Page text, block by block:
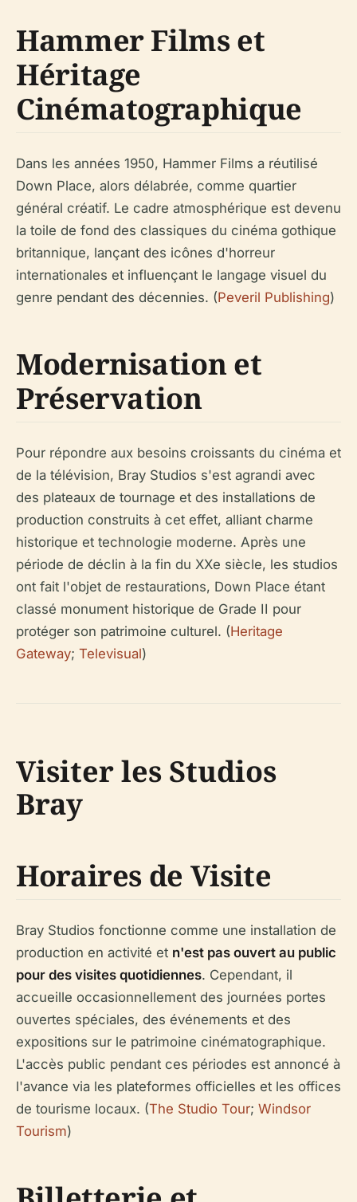
Hammer Films et
Héritage
Cinématographique
Dans les années 1950, Hammer Films a réutilisé
Down Place, alors délabrée, comme quartier
général créatif. Le cadre atmosphérique est devenu
la toile de fond des classiques du cinéma gothique
britannique, lançant des icônes d'horreur
internationales et influençant le langage visuel du
genre pendant des décennies. (Peveril Publishing)
Modernisation et
Préservation
Pour répondre aux besoins croissants du cinéma et
de la télévision, Bray Studios s'est agrandi avec
des plateaux de tournage et des installations de
production construits à cet effet, alliant charme
historique et technologie moderne. Après une
période de déclin à la fin du XXe siècle, les studios
ont fait l'objet de restaurations, Down Place étant
classé monument historique de Grade II pour
protéger son patrimoine culturel. (Heritage
Gateway; Televisual)
Visiter les Studios
Bray
Horaires de Visite
Bray Studios fonctionne comme une installation de
production en activité et n'est pas ouvert au public
pour des visites quotidiennes. Cependant, il
accueille occasionnellement des journées portes
ouvertes spéciales, des événements et des
expositions sur le patrimoine cinématographique.
L'accès public pendant ces périodes est annoncé à
l'avance via les plateformes officielles et les offices
de tourisme locaux. (The Studio Tour; Windsor
Tourism)